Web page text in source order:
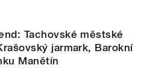
Tachovské městské
jarmark, Barokní
Manětín